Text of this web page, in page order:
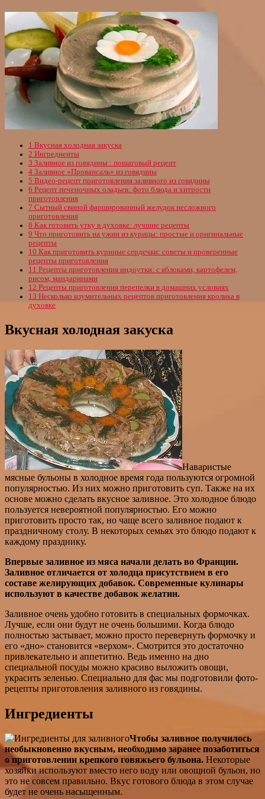
1 Вкусная холодная закуска
2 Ингредиенты
3 Заливное из говядины : пошаговый рецепт
4 Заливное «Провансаль» из говядины
5 Видео-рецепт приготовления заливного из говядины
6 Рецепт печеночных оладьев: фото блюда и хитрости
приготовления
7 Сытный свиной фаршированный желудок несложного
приготовления
8 Как готовить утку в духовке: лучшие рецепты
9 Что приготовить на ужин из курицы: простые и оригинальные
рецепты
10 Как приготовить куриные сердечки: советы и проверенные
рецепты приготовления
11 Рецепты приготовления индоутки: с яблоками, картофелем,
рисом, мандаринами
12 Рецепты приготовления перепелки в домашних условиях
13 Несколько изумительных рецептов приготовления кролика в
духовке
Вкусная холодная закуска
Наваристые
мясные бульоны в холодное время года пользуются огромной
популярностью. Из них можно приготовить суп. Также на их
основе можно сделать вкусное заливное. Это холодное блюдо
пользуется невероятной популярностью. Его можно
приготовить просто так, но чаще всего заливное подают к
праздничному столу. В некоторых семьях это блюдо подают к
каждому празднику.
Впервые заливное из мяса начали делать во Франции.
Заливное отличается от холодца присутствием в его
составе желирующих добавок. Современные кулинары
используют в качестве добавок желатин.
Заливное очень удобно готовить в специальных формочках.
Лучше, если они будут не очень большими. Когда блюдо
полностью застывает, можно просто перевернуть формочку и
его «дно» становится «верхом». Смотрится это достаточно
привлекательно и аппетитно. Ведь именно на дно
специальной посуды можно красиво выложить овощи,
украсить зеленью. Специально для фас мы подготовили фото-
рецепты приготовления заливного из говядины.
Ингредиенты
Чтобы заливное получилось
необыкновенно вкусным, необходимо заранее позаботиться
о приготовлении крепкого говяжьего бульона. Некоторые
хозяйки используют вместо него воду или овощной бульон, но
это не совсем правильно. Вкус готового блюда в этом случае
будет не очень насыщенным.